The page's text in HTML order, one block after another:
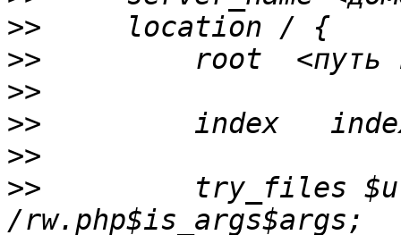
>>
>>
>>
>>
>>
>>
try_files